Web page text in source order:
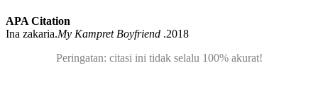
APA Citation
Ina zakaria.My Kampret Boyfriend .2018
Peringatan: citasi ini tidak selalu 100% akurat!